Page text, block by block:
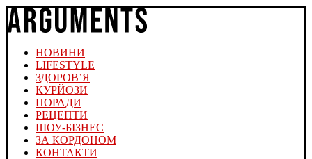
НОВИНИ
LIFESTYLE
ЗДОРОВ’Я
КУРЙОЗИ
ПОРАДИ
РЕЦЕПТИ
ШОУ-БІЗНЕС
ЗА КОРДОНОМ
КОНТАКТИ